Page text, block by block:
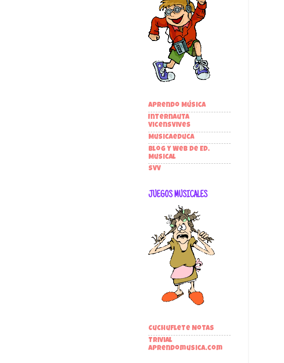
Aprendo Música
Internauta
VicensVives
Musicaeduca
Blog y Web de Ed.
Musical
SVV
JUEGOS MUSICALES
Cuchuflete Notas
Trivial
aprendomusica.com